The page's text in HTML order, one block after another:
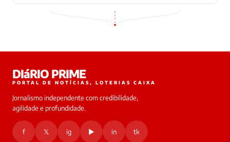
DIáRIO PRIME
PORTAL DE NOTÍCIAS, LOTERIAS CAIXA
Jornalismo independente com credibilidade,
agilidade e profundidade.
f 𝕏 ig ▶ in tk